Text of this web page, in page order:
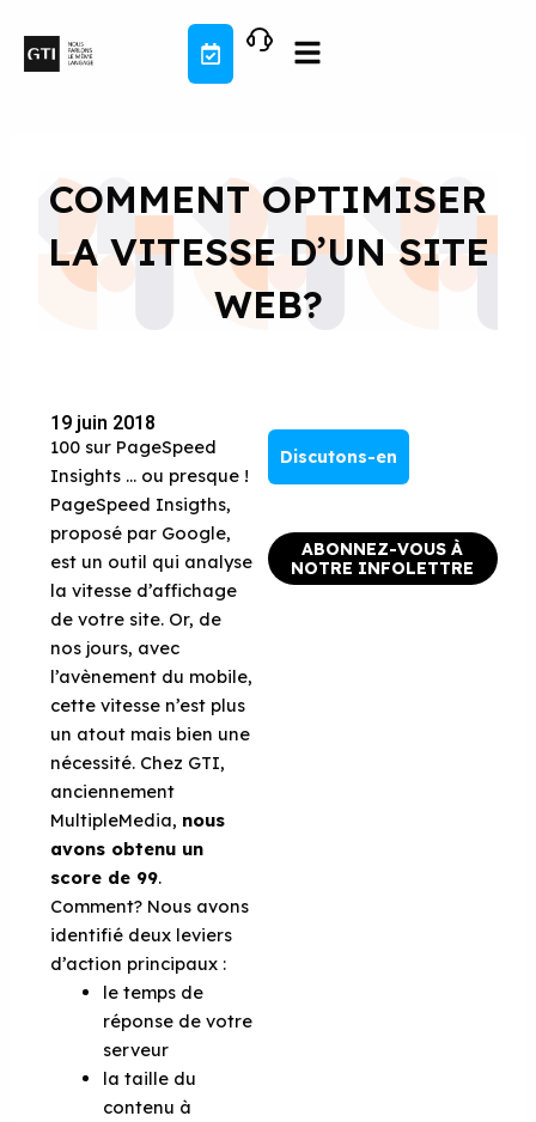
contenu
COMMENT OPTIMISER
LA VITESSE D’UN SITE
WEB?
19 juin 2018
100 sur PageSpeed
Insights … ou presque !
PageSpeed Insigths,
proposé par Google,
est un outil qui analyse
la vitesse d’affichage
de votre site. Or, de
nos jours, avec
l’avènement du mobile,
cette vitesse n’est plus
un atout mais bien une
nécessité. Chez GTI,
anciennement
MultipleMedia, nous
avons obtenu un
score de 99.
Comment? Nous avons
identifié deux leviers
d’action principaux :
le temps de
réponse de votre
serveur
la taille du
contenu à
Discutons-en
ABONNEZ-VOUS À
NOTRE INFOLETTRE